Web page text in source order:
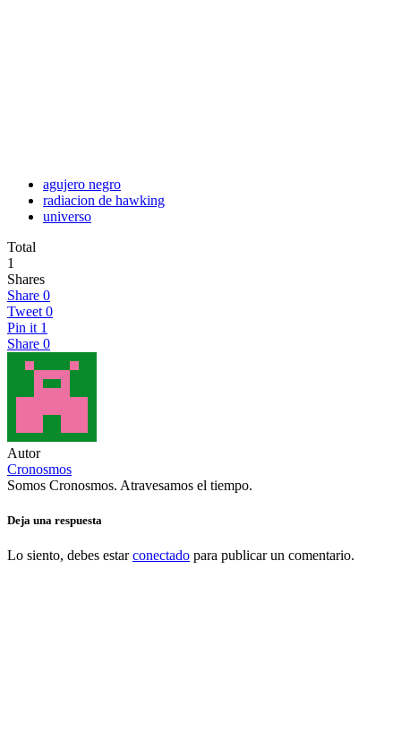
agujero negro
radiacion de hawking
universo
Total
1
Shares
Share 0
Tweet 0
Pin it 1
Share 0
Autor
Cronosmos
Somos Cronosmos. Atravesamos el tiempo.
Deja una respuesta
Lo siento, debes estarconectado para publicar un comentario.